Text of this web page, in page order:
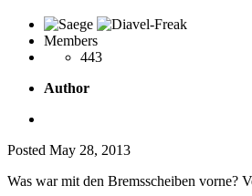
Members
443
Author
Posted May 28, 2013
Was war mit den Bremsscheiben vorne?